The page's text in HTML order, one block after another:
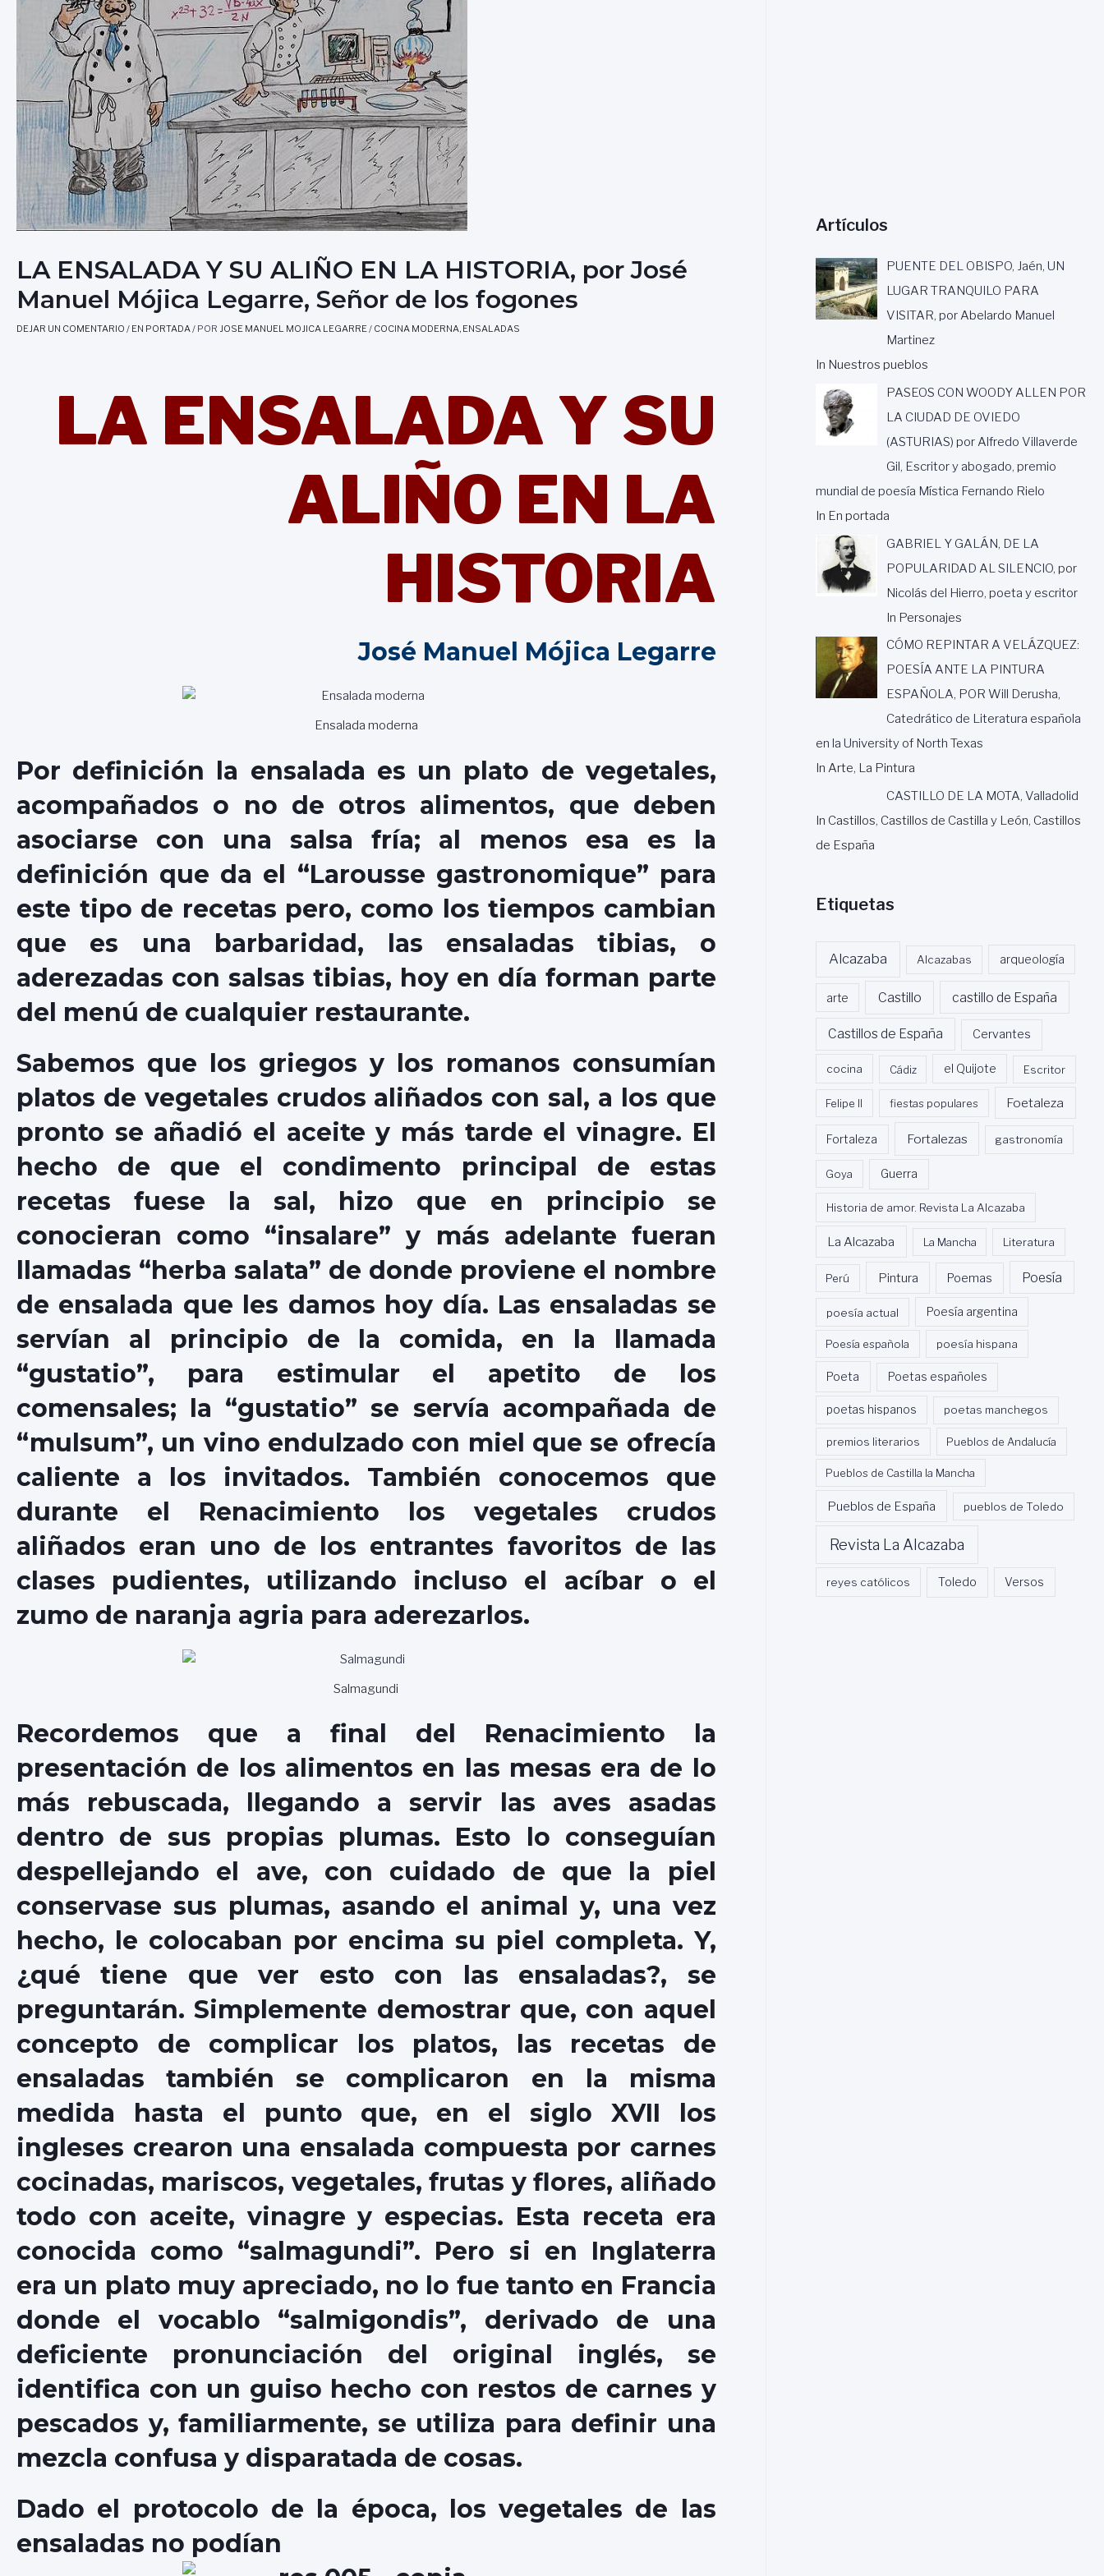
LA ENSALADA Y SU ALIÑO EN LA HISTORIA, por José
Manuel Mójica Legarre, Señor de los fogones
DEJAR UN COMENTARIO / EN PORTADA/ POR JOSE MANUEL MOJICA LEGARRE/ COCINA MODERNA, ENSALADAS
LA ENSALADA Y SU
ALIÑO EN LA
HISTORIA
José Manuel Mójica Legarre
Ensalada moderna
Por definición la ensalada es un plato de vegetales,
acompañados o no de otros alimentos, que deben
asociarse con una salsa fría; al menos esa es la
definición que da el “Larousse gastronomique” para
este tipo de recetas pero, como los tiempos cambian
que es una barbaridad, las ensaladas tibias, o
aderezadas con salsas tibias, hoy en día forman parte
del menú de cualquier restaurante.
Sabemos que los griegos y los romanos consumían
platos de vegetales crudos aliñados con sal, a los que
pronto se añadió el aceite y más tarde el vinagre. El
hecho de que el condimento principal de estas
recetas fuese la sal, hizo que en principio se
conocieran como “insalare” y más adelante fueran
llamadas “herba salata” de donde proviene el nombre
de ensalada que les damos hoy día. Las ensaladas se
servían al principio de la comida, en la llamada
“gustatio”, para estimular el apetito de los
comensales; la “gustatio” se servía acompañada de
“mulsum”, un vino endulzado con miel que se ofrecía
caliente a los invitados. También conocemos que
durante el Renacimiento los vegetales crudos
aliñados eran uno de los entrantes favoritos de las
clases pudientes, utilizando incluso el acíbar o el
zumo de naranja agria para aderezarlos.
Salmagundi
Recordemos que a final del Renacimiento la
presentación de los alimentos en las mesas era de lo
más rebuscada, llegando a servir las aves asadas
dentro de sus propias plumas. Esto lo conseguían
despellejando el ave, con cuidado de que la piel
conservase sus plumas, asando el animal y, una vez
hecho, le colocaban por encima su piel completa. Y,
¿qué tiene que ver esto con las ensaladas?, se
preguntarán. Simplemente demostrar que, con aquel
concepto de complicar los platos, las recetas de
ensaladas también se complicaron en la misma
medida hasta el punto que, en el siglo XVII los
ingleses crearon una ensalada compuesta por carnes
cocinadas, mariscos, vegetales, frutas y flores, aliñado
todo con aceite, vinagre y especias. Esta receta era
conocida como “salmagundi”. Pero si en Inglaterra
era un plato muy apreciado, no lo fue tanto en Francia
donde el vocablo “salmigondis”, derivado de una
deficiente pronunciación del original inglés, se
identifica con un guiso hecho con restos de carnes y
pescados y, familiarmente, se utiliza para definir una
mezcla confusa y disparatada de cosas.
Dado el protocolo de la época, los vegetales de las
ensaladas no podían
Artículos
PUENTE DEL OBISPO, Jaén, UN
LUGAR TRANQUILO PARA
VISITAR, por Abelardo Manuel
Martinez
In Nuestros pueblos
PASEOS CON WOODY ALLEN POR
LA CIUDAD DE OVIEDO
(ASTURIAS) por Alfredo Villaverde
Gil, Escritor y abogado, premio
mundial de poesía Mística Fernando Rielo
In En portada
GABRIEL Y GALÁN, DE LA
POPULARIDAD AL SILENCIO, por
Nicolás del Hierro, poeta y escritor
In Personajes
CÓMO REPINTAR A VELÁZQUEZ:
POESÍA ANTE LA PINTURA
ESPAÑOLA, POR Will Derusha,
Catedrático de Literatura española
en la University of North Texas
In Arte, La Pintura
CASTILLO DE LA MOTA, Valladolid
In Castillos, Castillos de Castilla y León, Castillos
de España
Etiquetas
Alcazaba Alcazabas arqueología
arte Castillo castillo de España
Castillos de España Cervantes
cocina Cádiz el Quijote Escritor
Felipe II fiestas populares Foetaleza
Fortaleza Fortalezas gastronomía
Goya Guerra
Historia de amor. Revista La Alcazaba
La Alcazaba La Mancha Literatura
Perú Pintura Poemas Poesía
poesía actual Poesía argentina
Poesía española poesía hispana
Poeta Poetas españoles
poetas hispanos poetas manchegos
premios literarios Pueblos de Andalucía
Pueblos de Castilla la Mancha
Pueblos de España pueblos de Toledo
Revista La Alcazaba
reyes católicos Toledo Versos